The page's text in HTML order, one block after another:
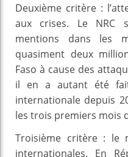
Deuxième critère :
aux crises. Le NRC
mentions dans les
quasiment deux
Faso à cause des
il en a autant été
internationale depuis
les trois premiers mois
Troisième critère : le
internationales. En